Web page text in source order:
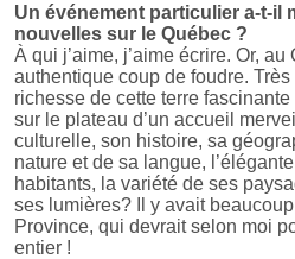
Un événement particulier a-t-il
nouvelles sur le Québec ?
À qui j’aime, j’aime écrire. Or, au
authentique coup de foudre. Très
richesse de cette terre
sur le plateau d’un accueil
culturelle, son histoire, sa
nature et de sa langue,
habitants, la variété de ses
ses lumières? Il y avait
Province, qui devrait selon moi
entier !